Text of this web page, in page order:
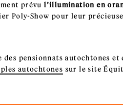
prévul’illumination en
Poly-Show pour leur
pensionnats autochtones
autochtones sur le site